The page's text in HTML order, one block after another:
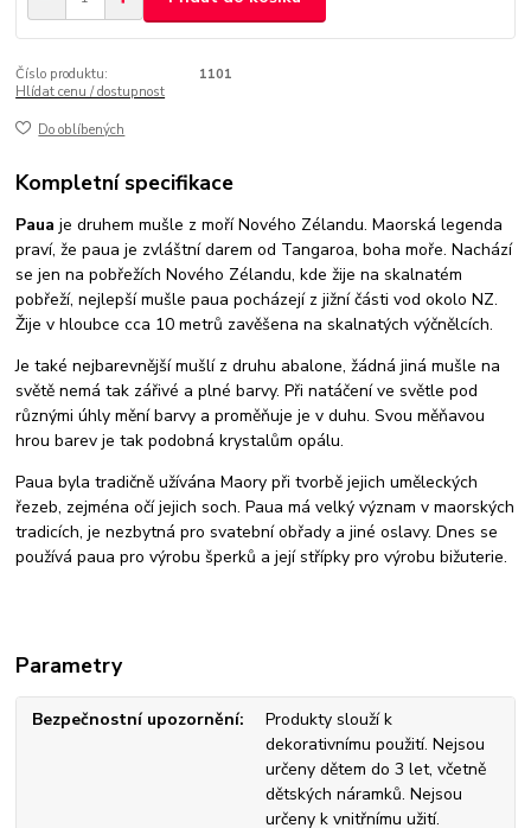
Číslo produktu:
1101
Hlídat cenu / dostupnost
Do oblíbených
Kompletní specifikace
Pauaje druhem mušle z moří Nového Zélandu. Maorská legenda
praví, že paua je zvláštní darem od Tangaroa, boha moře. Nachází
se jen na pobřežích Nového Zélandu, kde žije na skalnatém
pobřeží, nejlepší mušle paua pocházejí z jižní části vod okolo NZ.
Žije v hloubce cca 10 metrů zavěšena na skalnatých výčnělcích.
Je také nejbarevnější mušlí z druhu abalone, žádná jiná mušle na
světě nemá tak zářivé a plné barvy. Při natáčení ve světle pod
různými úhly mění barvy a proměňuje je v duhu. Svou měňavou
hrou barev je tak podobná krystalům opálu.
Paua byla tradičně užívána Maory při tvorbě jejich uměleckých
řezeb, zejména očí jejich soch. Paua má velký význam v maorských
tradicích, je nezbytná pro svatební obřady a jiné oslavy. Dnes se
používá paua pro výrobu šperků a její střípky pro výrobu bižuterie.
Parametry
Bezpečnostní upozornění
Produkty slouží k
dekorativnímu použití. Nejsou
určeny dětem do 3 let, včetně
dětských náramků. Nejsou
určeny k vnitřnímu užití.